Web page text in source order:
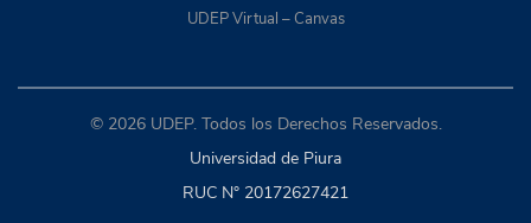
UDEP Virtual – Canvas
© 2026 UDEP. Todos los Derechos Reservados.
Universidad de Piura
RUC N° 20172627421